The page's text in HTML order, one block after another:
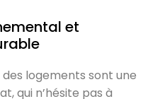
et
logements sont une
qui n’hésite pas à